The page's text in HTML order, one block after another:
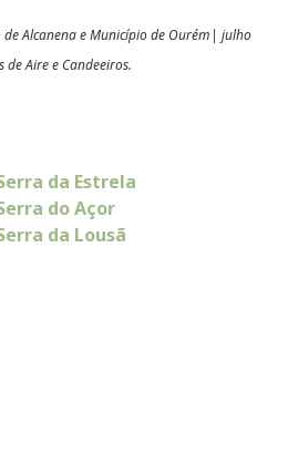
Alcanena e Município de Ourém| julho
Aire e Candeeiros.
da Estrela
do Açor
da Lousã